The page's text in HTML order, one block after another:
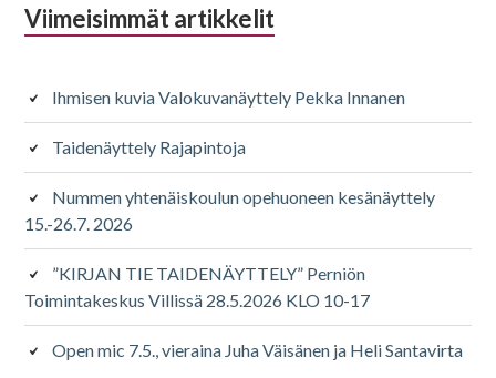
Alapalkin
Viimeisimmät artikkelit
Ihmisen kuvia Valokuvanäyttely Pekka Innanen
Taidenäyttely Rajapintoja
Nummen yhtenäiskoulun opehuoneen kesänäyttely
15.-26.7. 2026
”KIRJAN TIE TAIDENÄYTTELY” Perniön
Toimintakeskus Villissä 28.5.2026 KLO 10-17
Open mic 7.5., vieraina Juha Väisänen ja Heli Santavirta